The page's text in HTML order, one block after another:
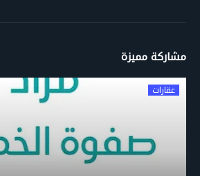
مشاركة مميزة
عقارات